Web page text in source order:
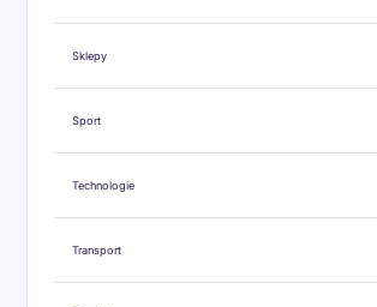
Sklepy
Sport
Technologie
Transport